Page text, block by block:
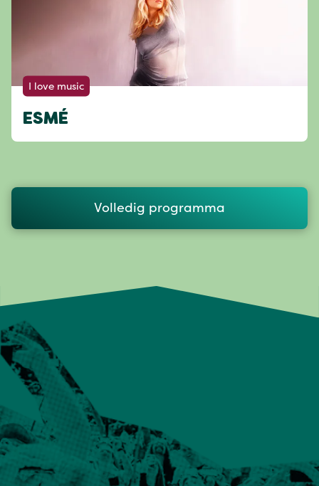
I love music
ESMÉ
Volledig programma